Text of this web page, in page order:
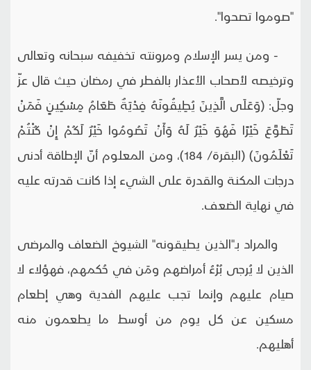
"صوموا تصحوا".
- ومن يسر الإسلام ومرونته تخفيفه سبحانه وتعالى
وترخيصه لأصحاب الأعذار بالفطر في رمضان حيث قال عزّ
وجلّ: (وَعَلَى الَّذِينَ يُطِيقُونَهُ فِدْيَةٌ طَعَامُ مِسْكِينٍ فَمَنْ
تَطَوَّعَ خَيْرًا فَهُوَ خَيْرٌ لَهُ وَأَنْ تَصُومُوا خَيْرٌ لَكُمْ إِنْ كُنْتُمْ
تَعْلَمُونَ) (البقرة/ 184)، ومن المعلوم أنّ الإطاقة أدنى
درجات المكنة والقدرة على الشيء إذا كانت قدرته عليه
في نهاية الضعف.
والمراد بـ"الذين يطيقونه" الشيوخ الضعاف والمرضى
الذين لا يُرجى بُرْءُ أمراضهم ومَن في حُكمهم، فهؤلاء لا
صيام عليهم وإنما تجب عليهم الفدية وهي إطعام
مسكين عن كل يوم من أوسط ما يطعمون منه
أهليهم.